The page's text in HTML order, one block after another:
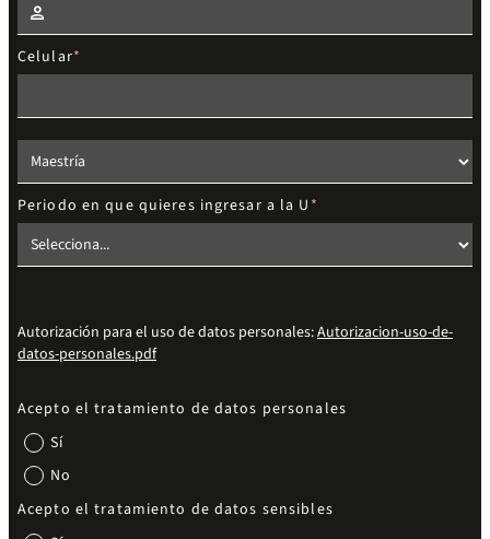
Celular
Elige el nivel de estudios
Periodo en que quieres ingresar a la U
Autorización para el uso de datos personales:Autorizacion-uso-de-
datos-personales.pdf
Acepto el tratamiento de datos personales
Sí
No
Acepto el tratamiento de datos sensibles